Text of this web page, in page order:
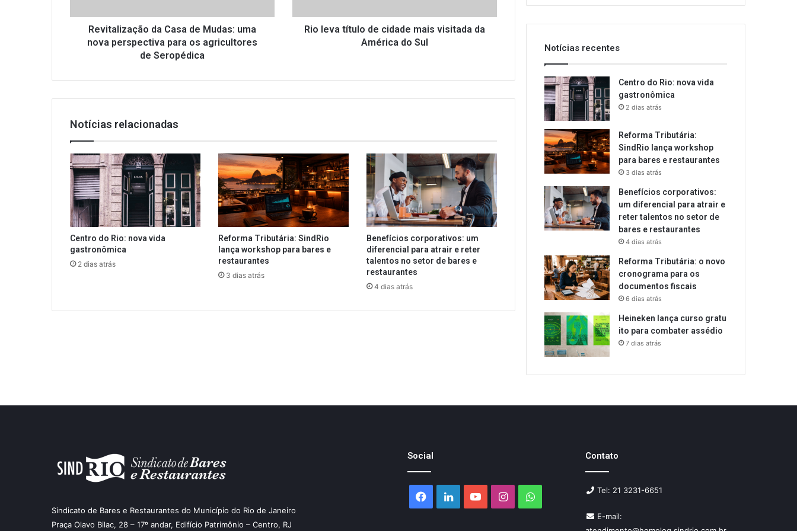
para
agricultores
Revitalização da Casa de Mudas: uma
nova perspectiva para os agricultores
de Seropédica
América
Rio leva título de cidade mais visitada da
América do Sul
Notícias relacionadas
Centro do Rio: nova vida
gastronômica
2 dias atrás
Reforma Tributária: SindRio
lança workshop para bares e
restaurantes
3 dias atrás
Benefícios corporativos: um
diferencial para atrair e reter
talentos no setor de bares e
restaurantes
4 dias atrás
Notícias recentes
Centro do Rio: nova vida
gastronômica
2 dias atrás
Reforma Tributária:
SindRio lança workshop
para bares e restaurantes
3 dias atrás
Benefícios corporativos:
um diferencial para atrair e
reter talentos no setor de
bares e restaurantes
4 dias atrás
Reforma Tributária: o novo
cronograma para os
documentos fiscais
6 dias atrás
Heineken lança curso gratu
ito para combater assédio
7 dias atrás
Sindicato de Bares e Restaurantes do Município do Rio de Janeiro
Praça Olavo Bilac, 28 – 17º andar, Edifício Patrimônio – Centro, RJ
Social
Facebook
LinkedinYouTubeInstagramWhatsApp
Contato
Tel: 21 3231-6651
E-mail: